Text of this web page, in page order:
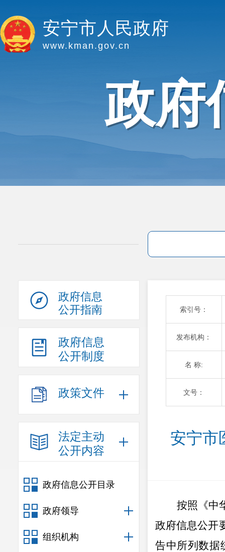
安宁市人民政府
www.kman.gov.cn
政府
政府信息
公开指南
政府信息
公开制度
政策文件
法定主动
公开内容
政府信息公开目录
政府领导
组织机构
索引号：
发布机构：
名 称:
文号：
安宁市
按照《中
政府信息公开
告中所列数据